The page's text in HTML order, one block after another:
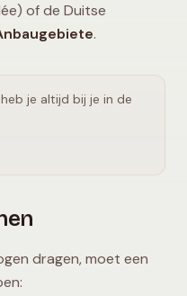
of de Duitse
.
je altijd bij je in de
dragen, moet een